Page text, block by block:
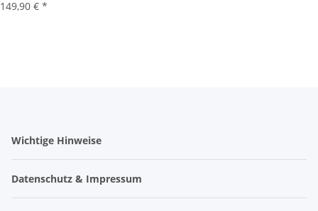
149,90 € *
Wichtige Hinweise
Datenschutz & Impressum